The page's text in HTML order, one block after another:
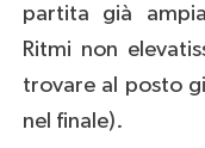
partita già
Ritmi non
trovare al posto
nel finale).